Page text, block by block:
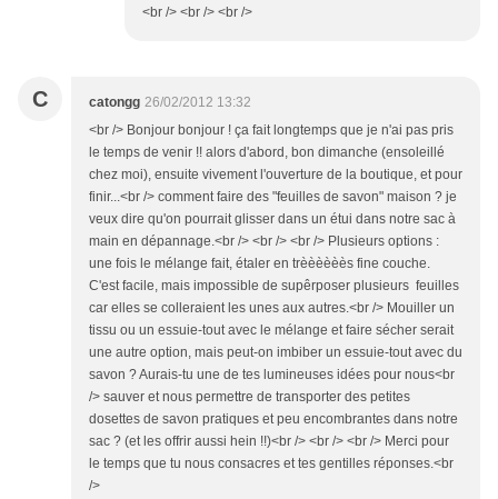
<br /> <br /> <br />
C catongg 26/02/2012 13:32
<br /> Bonjour bonjour ! ça fait longtemps que je n'ai pas pris
le temps de venir !! alors d'abord, bon dimanche (ensoleillé
chez moi), ensuite vivement l'ouverture de la boutique, et pour
finir...<br /> comment faire des "feuilles de savon" maison ? je
veux dire qu'on pourrait glisser dans un étui dans notre sac à
main en dépannage.<br /> <br /> <br /> Plusieurs options :
une fois le mélange fait, étaler en trèèèèèès fine couche.
C'est facile, mais impossible de supêrposer plusieurs feuilles
car elles se colleraient les unes aux autres.<br /> Mouiller un
tissu ou un essuie-tout avec le mélange et faire sécher serait
une autre option, mais peut-on imbiber un essuie-tout avec du
savon ? Aurais-tu une de tes lumineuses idées pour nous<br
/> sauver et nous permettre de transporter des petites
dosettes de savon pratiques et peu encombrantes dans notre
sac ? (et les offrir aussi hein !!)<br /> <br /> <br /> Merci pour
le temps que tu nous consacres et tes gentilles réponses.<br
/>